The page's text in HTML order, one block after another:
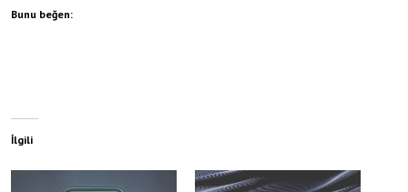
Bunu beğen:
İlgili